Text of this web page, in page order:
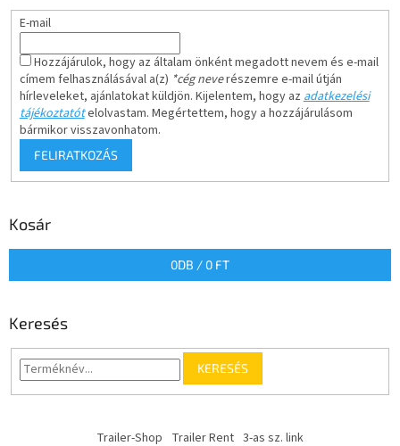
E-mail
Hozzájárulok, hogy az általam önként megadott nevem és e-mail
címem felhasználásával a(z) *cég neverészemre e-mail útján
hírleveleket, ajánlatokat küldjön. Kijelentem, hogy azadatkezelési
tájékoztatótelolvastam. Megértettem, hogy a hozzájárulásom
bármikor visszavonhatom.
FELIRATKOZÁS
Kosár
0DB / 0 FT
Keresés
KERESÉS
Trailer-Shop Trailer Rent 3-as sz. link